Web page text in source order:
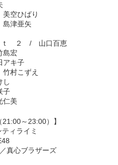
空ひばり
津亜矢
ｔ ２ / 山口百恵
宏
キ子
村こずえ
子
美
～23:00）】
ィライミ
真心ブラザーズ